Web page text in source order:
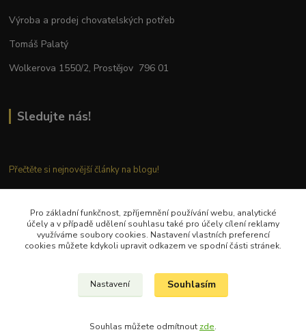
Výroba a prodej chovatelských potřeb
Tomáš Palatý
Wolkerova 1550/2, Prostějov 796 01
Sledujte nás!
Přečtěte si nejnovější články na blogu!
Kontaktujte nás
Tel.: + 420 777 282 683
© Copyright 2018 – 2024 Palkar.cz
Pro základní funkčnost, zpříjemnění používání webu, analytické
účely a v případě udělení souhlasu také pro účely cílení reklamy
využíváme soubory cookies. Nastavení vlastních preferencí
cookies můžete kdykoli upravit odkazem ve spodní části stránek.
Nastavení Souhlasím
Souhlas můžete odmítnout zde.